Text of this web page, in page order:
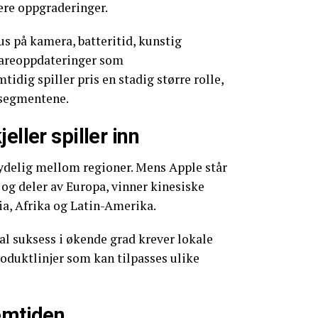
oppgraderinger.
på kamera, batteritid, kunstig
som
spiller pris en stadig større rolle,
spiller inn
mellom regioner. Mens Apple står
deler av Europa, vinner kinesiske
Afrika og Latin-Amerika.
suksess i økende grad krever lokale
som kan tilpasses ulike